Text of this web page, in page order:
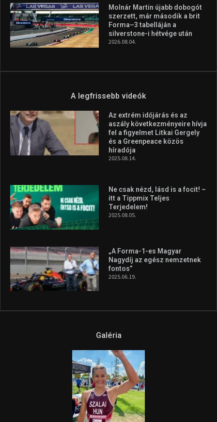
Molnár Martin újabb dobogót
szerzett, már második a brit
Forma–3 tabelláján a
silverstone-i hétvége után
2026.08.04.
A legfrissebb videók
Az extrém időjárás és az
aszály következményeire hívja
fel a figyelmet Litkai Gergely
és a Greenpeace közös
híradója
2025.08.14.
Ne csak nézd, lásd is a focit! –
itt a Tippmix Teljes
Terjedelem!
2025.08.05.
„A Forma-1-es Magyar
Nagydíj az egész nemzetnek
fontos”
2025.06.19.
Galéria